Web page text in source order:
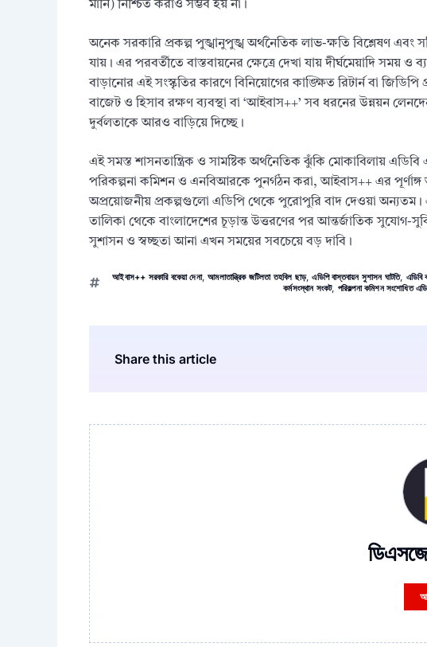
মানি) নিশ্চিত করাও সম্ভব হয় না।
অনেক সরকারি প্রকল্প পুঙ্খানুপুঙ্খ অর্থনৈতিক লাভ-ক্ষতি বিশ্লেষণ এবং
যায়। এর পরবর্তীতে বাস্তবায়নের ক্ষেত্রে দেখা যায় দীর্ঘমেয়াদি সময়
বাড়ানোর এই সংস্কৃতির কারণে বিনিয়োগের কাঙ্ক্ষিত রিটার্ন বা
বাজেট ও হিসাব রক্ষণ ব্যবস্থা বা ‘আইবাস++’ সব ধরনের উন্নয়ন
দুর্বলতাকে আরও বাড়িয়ে দিচ্ছে।
এই সমস্ত শাসনতান্ত্রিক ও সামষ্টিক অর্থনৈতিক ঝুঁকি মোকাবিলায়
পরিকল্পনা কমিশন ও এনবিআরকে পুনর্গঠন করা, আইবাস++ এর পূর্ণাঙ্গ
অপ্রয়োজনীয় প্রকল্পগুলো এডিপি থেকে পুরোপুরি বাদ দেওয়া অন্যতম।
তালিকা থেকে বাংলাদেশের চূড়ান্ত উত্তরণের পর আন্তর্জাতিক সুযোগ-
সুশাসন ও স্বচ্ছতা আনা এখন সময়ের সবচেয়ে বড় দাবি।
আইবাস++ সরকারি বকেয়া দেনা,আমলাতান্ত্রিক জটিলতা তহবিল ছাড়,এডিপি বাস্তবায়ন সুশাসন ঘাটতি, এডিবি
কর্মসংস্থান সংকট, পরিকল্পনা কমিশন সংশোধিত
Share this article